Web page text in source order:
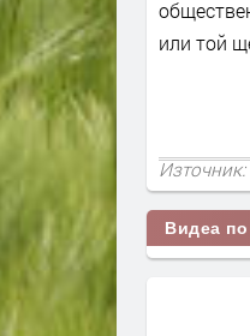
или той
Източник:
Видеа